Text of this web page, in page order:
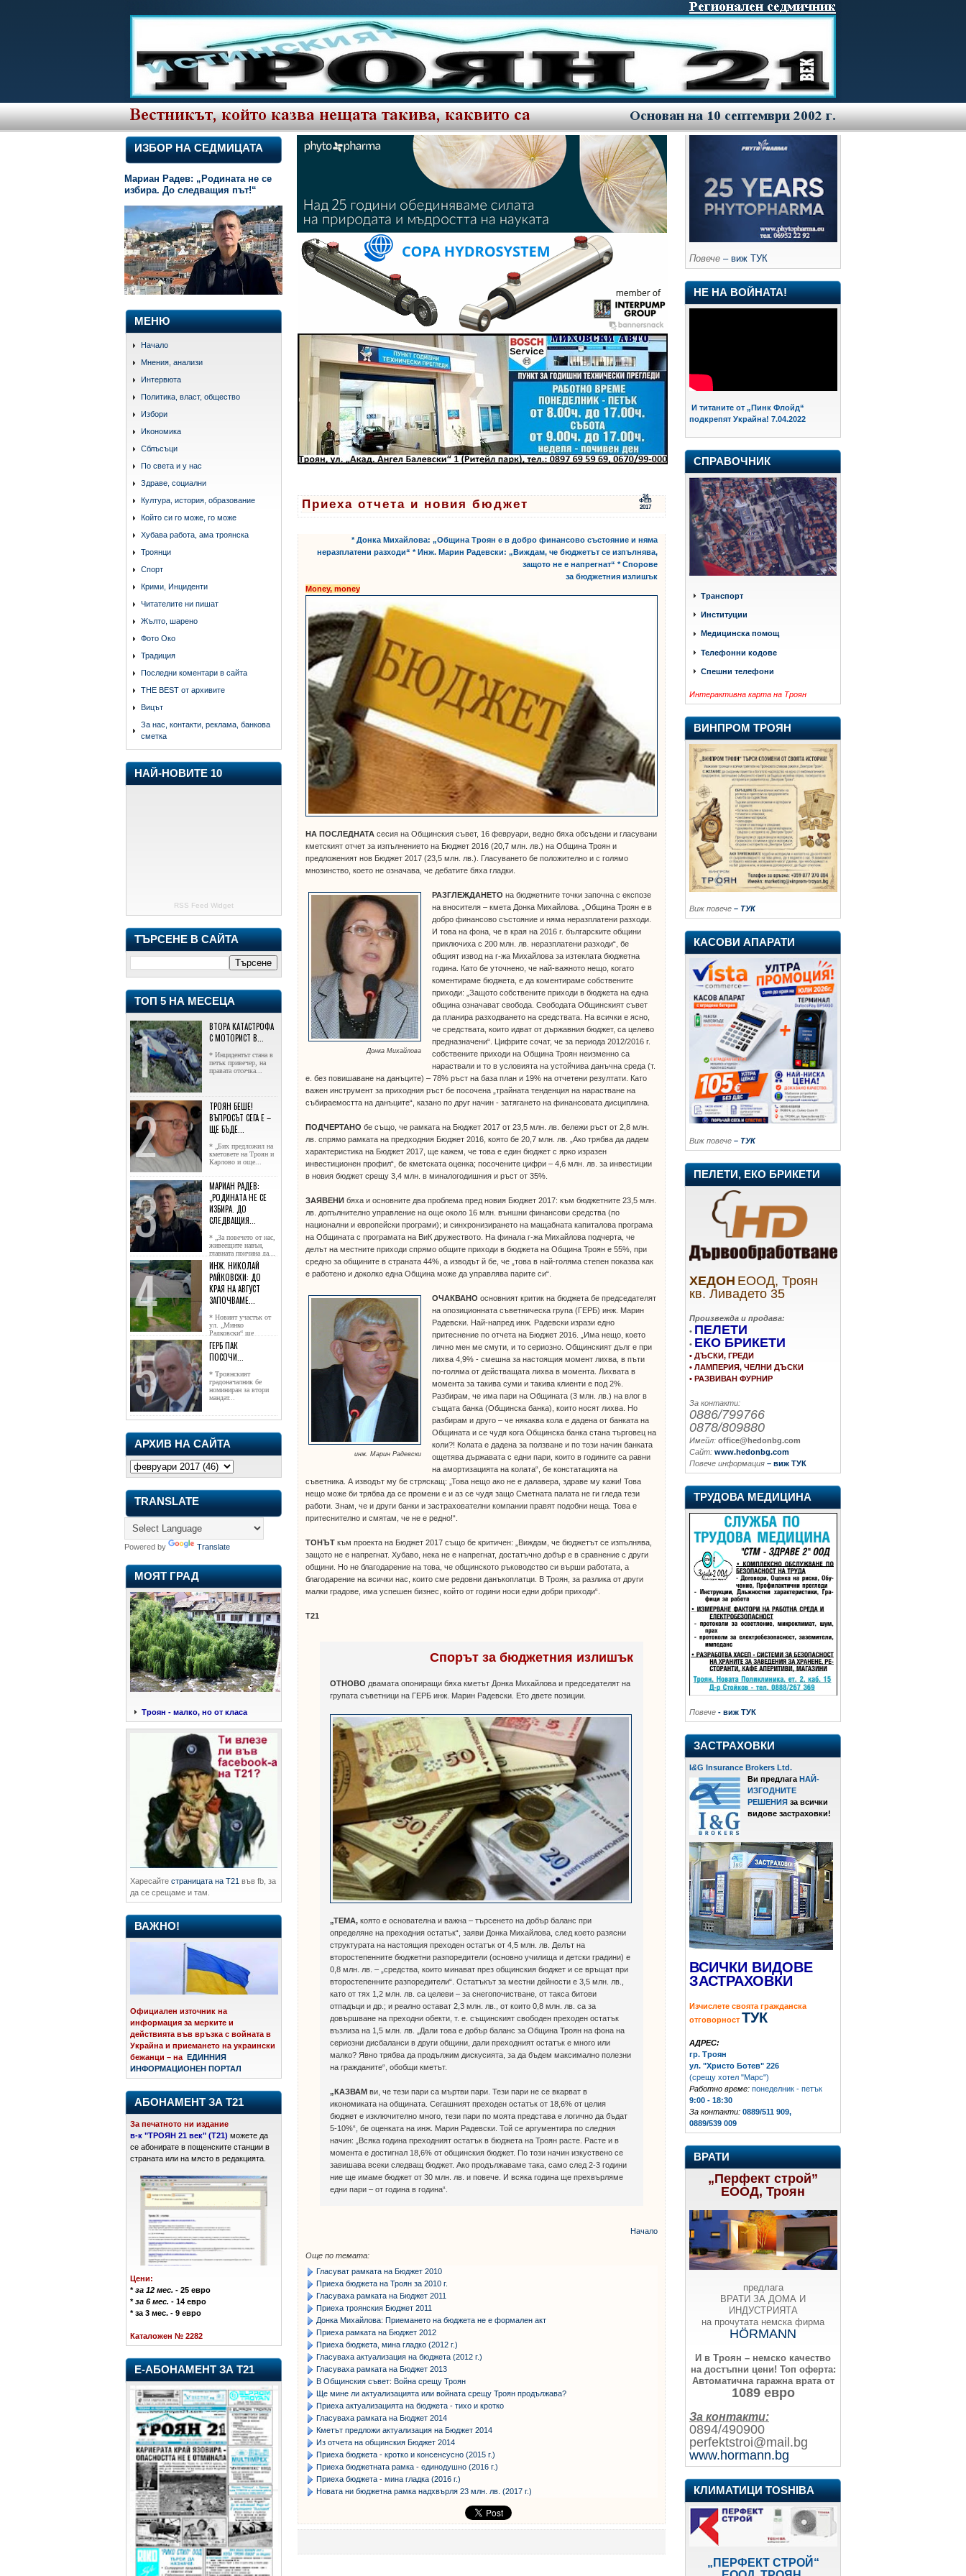
ИЗБОР НА СЕДМИЦАТА
Мариан Радев: „Родината не се
избира. До следващия път!“
МЕНЮ
Начало
Мнения, анализи
Интервюта
Политика, власт, общество
Избори
Икономика
Сблъсъци
По света и у нас
Здраве, социални
Култура, история, образование
Който си го може, го може
Хубава работа, ама троянска
Троянци
Спорт
Крими, Инциденти
Читателите ни пишат
Жълто, шарено
Фото Око
Традиция
Последни коментари в сайта
THE BEST от архивите
Вицът
За нас, контакти, реклама, банкова
сметка
НАЙ-НОВИТЕ 10
RSS Feed Widget
ТЪРСЕНЕ В САЙТА
ТОП 5 НА МЕСЕЦА
ВТОРА КАТАСТРОФА
С МОТОРИСТ В...
* Инцидентът стана в
петък привечер, на
правата отсечка...
ТРОЯН БЕШЕ!
ВЪПРОСЪТ СЕГА Е –
ЩЕ БЪДЕ...
* „Бих предложил на
кметовете на Троян и
Карлово и още...
МАРИАН РАДЕВ:
„РОДИНАТА НЕ СЕ
ИЗБИРА. ДО
СЛЕДВАЩИЯ...
* „За повечето от нас,
живеещите навън,
главната причина да...
ИНЖ. НИКОЛАЙ
РАЙКОВСКИ: ДО
КРАЯ НА АВГУСТ
ЗАПОЧВАМЕ...
* Новият участък от
ул. „Минко
Радковски“ ще
достигне жк...
ГЕРБ ПАК
ПОСОЧИ...
* Троянският
градоначалник бе
номиниран за втори
мандат...
АРХИВ НА САЙТА
TRANSLATE
Powered by Translate
МОЯТ ГРАД
Троян - малко, но от класа
Харесайте страницата на Т21 във fb, за
да се срещаме и там.
ВАЖНО!
Официален източник на
информация за мерките и
действията във връзка с войната в
Украйна и приемането на украински
бежанци – на ЕДИННИЯ
ИНФОРМАЦИОНЕН ПОРТАЛ
АБОНАМЕНТ ЗА Т21
За печатното ни издание
в-к "ТРОЯН 21 век" (Т21) можете да
се абонирате в пощенските станции в
страната или на място в редакцията.
Цени:
*за 12 мес. - 25 евро
*за 6 мес. - 14 евро
* за 3 мес. - 9 евро
Каталожен № 2282
Е-АБОНАМЕНТ ЗА Т21
24
ФЕВ
2017
Приеха отчета и новия бюджет
* Донка Михайлова: „Община Троян е в добро финансово състояние и няма
неразплатени разходи“ * Инж. Марин Радевски: „Виждам, че бюджетът се изпълнява,
защото не е напрегнат“ * Спорове
за бюджетния излишък
Money, money
НА ПОСЛЕДНАТА сесия на Общинския съвет, 16 февруари, ведно бяха обсъдени и гласувани
кметският отчет за изпълнението на Бюджет 2016 (20,7 млн. лв.) на Община Троян и
предложеният нов Бюджет 2017 (23,5 млн. лв.). Гласуването бе положително и с голямо
мнозинство, което не означава, че дебатите бяха гладки.
Донка Михайлова
РАЗГЛЕЖДАНЕТО на бюджетните точки започна с експозе
на вносителя – кмета Донка Михайлова. „Община Троян е в
добро финансово състояние и няма неразплатени разходи.
И това на фона, че в края на 2016 г. българските общини
приключиха с 200 млн. лв. неразплатени разходи“, бе
общият извод на г-жа Михайлова за изтеклата бюджетна
година. Като бе уточнено, че най-важното нещо, когато
коментираме бюджета, е да коментираме собствените
приходи: „Защото собствените приходи в бюджета на една
община означават свобода. Свободата Общинският съвет
да планира разходването на средствата. На всички е ясно,
че средствата, които идват от държавния бюджет, са целево
предназначени“. Цифрите сочат, че за периода 2012/2016 г.
собствените приходи на Община Троян неизменно са
нараствали и то в условията на устойчива данъчна среда (т.
е. без повишаване на данъците) – 78% ръст на база план и 19% на отчетени резултати. Като
важен инструмент за приходния ръст бе посочена „трайната тенденция на нарастване на
събираемостта на данъците“, казано по друг начин - затягането на финансовата дисциплина.
ПОДЧЕРТАНОбе също, че рамката на Бюджет 2017 от 23,5 млн. лв. бележи ръст от 2,8 млн.
лв. спрямо рамката на предходния Бюджет 2016, която бе 20,7 млн. лв. „Ако трябва да дадем
характеристика на Бюджет 2017, ще кажем, че това е един бюджет с ярко изразен
инвестиционен профил“, бе кметската оценка; посочените цифри – 4,6 млн. лв. за инвестиции
в новия бюджет срещу 3,4 млн. в миналогодишния и ръст от 35%.
ЗАЯВЕНИ бяха и основните два проблема пред новия Бюджет 2017: към бюджетните 23,5 млн.
лв. допълнително управление на още около 16 млн. външни финансови средства (по
национални и европейски програми); и синхронизирането на мащабната капиталова програма
на Общината с програмата на ВиК дружеството. На финала г-жа Михайлова подчерта, че
делът на местните приходи спрямо общите приходи в бюджета на Община Троян е 55%, при
средно за общините в страната 44%, а изводът й бе, че „това в най-голяма степен показва как
е работено и доколко една Община може да управлява парите си“.
инж. Марин Радевски
ОЧАКВАНО основният критик на бюджета бе председателят
на опозиционната съветническа група (ГЕРБ) инж. Марин
Радевски. Най-напред инж. Радевски изрази едно
притеснение по отчета на Бюджет 2016. „Има нещо, което
лично мен ме смути, и то сериозно. Общинският дълг е при
лихва 4,9% - смешна за настоящия момент лихва, в пъти
по-голяма от действащата лихва в момента. Лихвата в
момента за такива суми и такива клиенти е под 2%.
Разбирам, че има пари на Общината (3 млн. лв.) на влог в
същата банка (Общинска банка), които носят лихва. Но
разбирам и друго – че някаква кола е дадена от банката на
Общината и се чудя кога Общинска банка стана търговец на
коли?! Колата е дадена за ползване и по този начин банката
ощетява държавата с едни пари, които в годините са равни
на амортизацията на колата“, бе констатацията на
съветника. А изводът му бе стряскащ: „Това нещо ако не е далавера, здраве му кажи! Това
нещо може би трябва да се промени е и аз се чудя защо Сметната палата не ги гледа тези
работи. Знам, че и други банки и застрахователни компании правят подобни неща. Това е
притеснително и смятам, че не е редно!“.
ТОНЪТ към проекта на Бюджет 2017 също бе критичен: „Виждам, че бюджетът се изпълнява,
защото не е напрегнат. Хубаво, нека не е напрегнат, достатъчно добър е в сравнение с други
общини. Но не благодарение на това, че общинското ръководство си върши работата, а
благодарение на всички нас, които сме редовни данъкоплатци. В Троян, за разлика от други
малки градове, има успешен бизнес, който от години носи едни добри приходи“.
Т21
Спорът за бюджетния излишък
ОТНОВО двамата опониращи бяха кметът Донка Михайлова и председателят на
групата съветници на ГЕРБ инж. Марин Радевски. Ето двете позиции.
„ТЕМА, която е основателна и важна – търсенето на добър баланс при
определяне на преходния остатък“, заяви Донка Михайлова, след което разясни
структурата на настоящия преходен остатък от 4,5 млн. лв. Делът на
второстепенните бюджетни разпоредители (основно училища и детски градини) е
0,8 млн. лв. – „средства, които минават през общинския бюджет и се връщат при
второстепенните разпоредители“. Остатъкът за местни дейности е 3,5 млн. лв.,
като от тях 1,2 млн. лв. са целеви – за снегопочистване, от такса битови
отпадъци и др.; и реално остават 2,3 млн. лв., от които 0,8 млн. лв. са за
довършване на преходни обекти, т. е. същинският свободен преходен остатък
възлиза на 1,5 млн. лв. „Дали това е добър баланс за Община Троян на фона на
сериозни дисбаланси в други общини, дали преходният остатък е много или
малко? Явно трябва да продължим дискусията, за да бъдем максимално полезни
на гражданите“, обобщи кметът.
„КАЗВАМ ви, че тези пари са мъртви пари. Тези пари не се вкарват в
икономиката на общината. Сегашният преходен остатък от 18,6% от целия
бюджет е изключително много, тези пари по моята представа е логично да бъдат
5-10%“, бе оценката на инж. Марин Радевски. Той се аргументира по следния
начин: „Всяка година преходният остатък в бюджета на Троян расте. Расте и в
момента е достигнал 18,6% от общинския бюджет. По този начин изкуствено се
завишава всеки следващ бюджет. Ако продължаваме така, само след 2-3 години
ние ще имаме бюджет от 30 млн. лв. и повече. И всяка година ще прехвърляме
едни пари – от година в година“.
Начало
Още по темата:
Гласуват рамката на Бюджет 2010
Приеха бюджета на Троян за 2010 г.
Гласуваха рамката на Бюджет 2011
Приеха троянския Бюджет 2011
Донка Михайлова: Приемането на бюджета не е формален акт
Приеха рамката на Бюджет 2012
Приеха бюджета, мина гладко (2012 г.)
Гласуваха актуализация на бюджета (2012 г.)
Гласуваха рамката на Бюджет 2013
В Общинския съвет: Война срещу Троян
Ще мине ли актуализацията или войната срещу Троян продължава?
Приеха актуализацията на бюджета - тихо и кротко
Гласуваха рамката на Бюджет 2014
Кметът предложи актуализация на Бюджет 2014
Из отчета на общинския Бюджет 2014
Приеха бюджета - кротко и консенсусно (2015 г.)
Приеха бюджетната рамка - единодушно (2016 г.)
Приеха бюджета - мина гладка (2016 г.)
Новата ни бюджетна рамка надхвърля 23 млн. лв. (2017 г.)
Повече – виж ТУК
НЕ НА ВОЙНАТА!
И титаните от „Пинк Флойд“
подкрепят Украйна! 7.04.2022
СПРАВОЧНИК
Транспорт
Институции
Медицинска помощ
Телефонни кодове
Спешни телефони
Интерактивна карта на Троян
ВИНПРОМ ТРОЯН
Виж повече – ТУК
КАСОВИ АПАРАТИ
Виж повече – ТУК
ПЕЛЕТИ, ЕКО БРИКЕТИ
ХЕДОН ЕООД, Троян
кв. Ливадето 35
Произвежда и продава:
• ПЕЛЕТИ
• ЕКО БРИКЕТИ
• ДЪСКИ, ГРЕДИ
• ЛАМПЕРИЯ, ЧЕЛНИ ДЪСКИ
• РАЗВИВАН ФУРНИР
За контакти:
0886/799766
0878/809880
Имейл: office@hedonbg.com
Сайт: www.hedonbg.com
Повече информация – виж ТУК
ТРУДОВА МЕДИЦИНА
Повече - виж ТУК
ЗАСТРАХОВКИ
I&G Insurance Brokers Ltd.
Ви предлага НАЙ-
ИЗГОДНИТЕ
РЕШЕНИЯ за всички
видове застраховки!
ВСИЧКИ ВИДОВЕ
ЗАСТРАХОВКИ
Изчислете своята гражданска
отговорност ТУК
АДРЕС:
гр. Троян
ул. "Христо Ботев" 226
(срещу хотел "Марс")
Работно време: понеделник - петък
9:00 - 18:30
За контакти: 0889/511 909,
0889/539 009
ВРАТИ
„Перфект строй”
ЕООД, Троян
предлага
ВРАТИ ЗА ДОМА И
ИНДУСТРИЯТА
на прочутата немска фирма
HÖRMANN
И в Троян – немско качество
на достъпни цени! Топ оферта:
Автоматична гаражна врата от
1089 евро
За контакти:
0894/490900
perfektstroi@mail.bg
www.hormann.bg
КЛИМАТИЦИ TOSHIBA
„ПЕРФЕКТ СТРОЙ“